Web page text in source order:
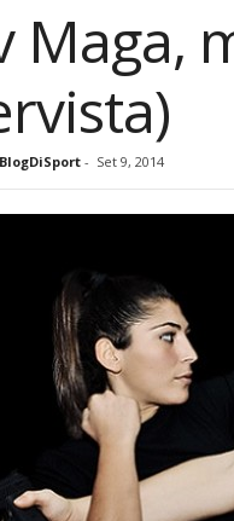
Maga,
- Set 9, 2014